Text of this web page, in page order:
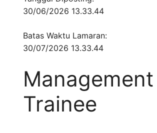
30/06/2026 13.33.44
Batas Waktu Lamaran:
30/07/2026 13.33.44
Management
Trainee